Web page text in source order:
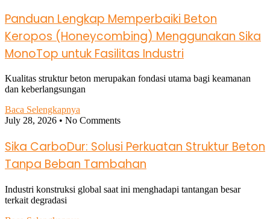
Panduan Lengkap Memperbaiki Beton
Keropos (Honeycombing) Menggunakan Sika
MonoTop untuk Fasilitas Industri
Kualitas struktur beton merupakan fondasi utama bagi keamanan
dan keberlangsungan
Baca Selengkapnya
July 28, 2026
No Comments
Sika CarboDur: Solusi Perkuatan Struktur Beton
Tanpa Beban Tambahan
Industri konstruksi global saat ini menghadapi tantangan besar
terkait degradasi